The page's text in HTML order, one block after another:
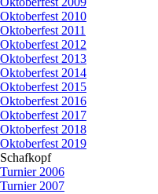
Oktoberfest 2010
Oktoberfest 2011
Oktoberfest 2012
Oktoberfest 2013
Oktoberfest 2014
Oktoberfest 2015
Oktoberfest 2016
Oktoberfest 2017
Oktoberfest 2018
Oktoberfest 2019
Schafkopf▼
Turnier 2006
Turnier 2007